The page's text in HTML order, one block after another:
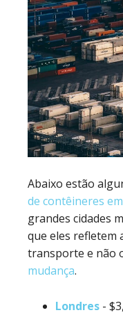
Abaixo estão
de contêineres
grandes cidades
que eles refletem
transporte e não
mudança.
Londres -